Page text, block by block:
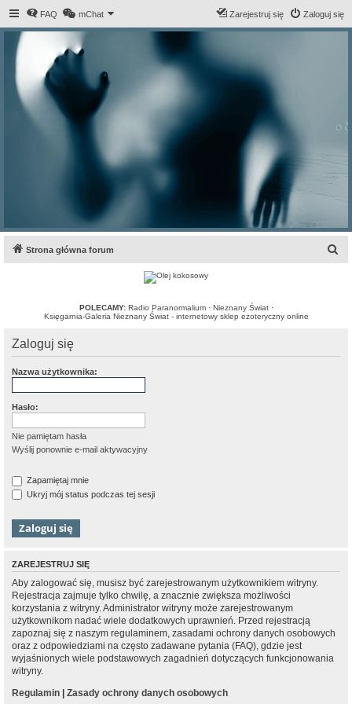
FAQ mChat Zaloguj się
Zarejestruj się
Strona główna forum
POLECAMY: Radio Paranormalium· Nieznany Świat·
Księgarnia-Galeria Nieznany Świat - internetowy sklep ezoteryczny online
Zaloguj się
Nazwa użytkownika:
Hasło:
Nie pamiętam hasła
Wyślij ponownie e-mail aktywacyjny
Zapamiętaj mnie
Ukryj mój status podczas tej sesji
ZAREJESTRUJ SIĘ
Aby zalogować się, musisz być zarejestrowanym użytkownikiem witryny.
Rejestracja zajmuje tylko chwilę, a znacznie zwiększa możliwości
korzystania z witryny. Administrator witryny może zarejestrowanym
użytkownikom nadać wiele dodatkowych uprawnień. Przed rejestracją
zapoznaj się z naszym regulaminem, zasadami ochrony danych osobowych
oraz z odpowiedziami na często zadawane pytania (FAQ), gdzie jest
wyjaśnionych wiele podstawowych zagadnień dotyczących funkcjonowania
witryny.
Regulamin | Zasady ochrony danych osobowych